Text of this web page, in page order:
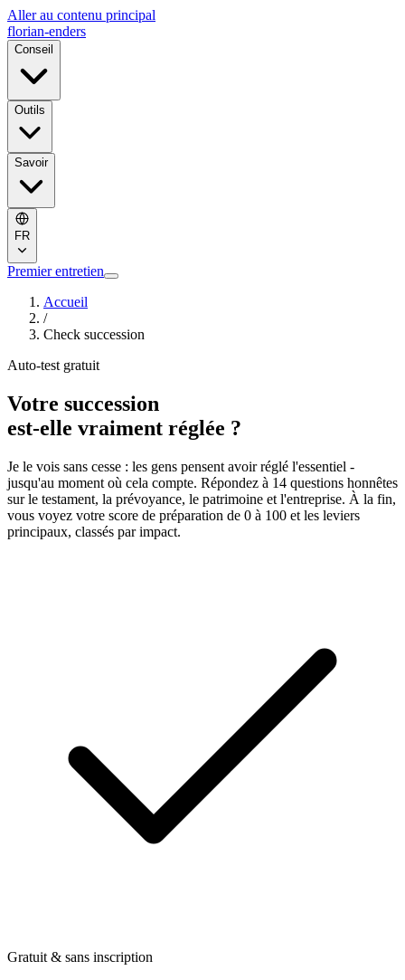
Aller au contenu principal
florian-enders
Conseil
Outils
Savoir
FR
Premier entretien
Accueil
/
Check succession
Auto-test gratuit
Votre succession
est-elle vraiment réglée ?
Je le vois sans cesse : les gens pensent avoir réglé l'essentiel -
jusqu'au moment où cela compte. Répondez à 14 questions honnêtes
sur le testament, la prévoyance, le patrimoine et l'entreprise. À la fin,
vous voyez votre score de préparation de 0 à 100 et les leviers
principaux, classés par impact.
Gratuit & sans inscription